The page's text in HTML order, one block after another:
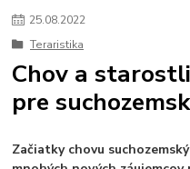
skrinka
podstavec
zriaďovanie terária
terárium na
terárium pre suchozemskú
záruka na akvárium
25.08.2022
Teraristika
Chov a
pre
Začiatky chovu